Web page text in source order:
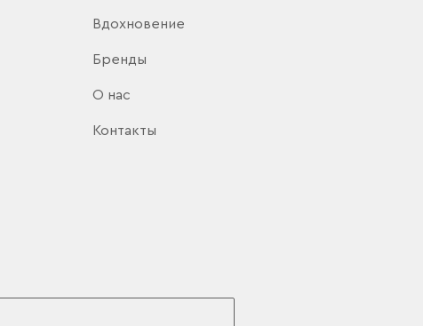
Вдохновение
Бренды
О нас
Контакты